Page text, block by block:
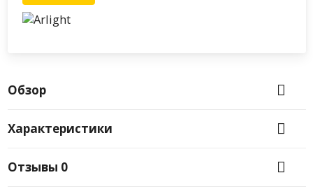
Обзор
Характеристики
Отзывы 0